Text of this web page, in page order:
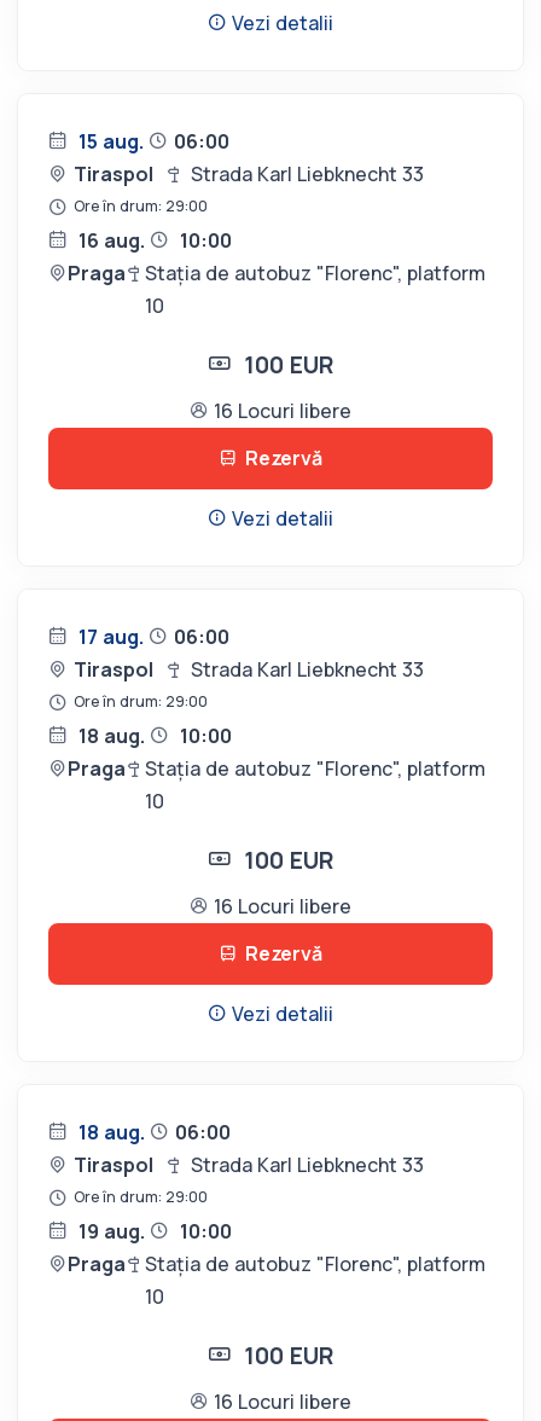
Vezi detalii
15 aug.
06:00
Tiraspol
Strada Karl Liebknecht 33
Ore în drum: 29:00
16 aug.
10:00
Praga
Stația de autobuz "Florenc", platform
10
100 EUR
16 Locuri libere
Rezervă
Vezi detalii
17 aug.
06:00
Tiraspol
Strada Karl Liebknecht 33
Ore în drum: 29:00
18 aug.
10:00
Praga
Stația de autobuz "Florenc", platform
10
100 EUR
16 Locuri libere
Rezervă
Vezi detalii
18 aug.
06:00
Tiraspol
Strada Karl Liebknecht 33
Ore în drum: 29:00
19 aug.
10:00
Praga
Stația de autobuz "Florenc", platform
10
100 EUR
16 Locuri libere